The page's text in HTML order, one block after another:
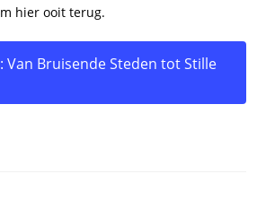
hier ooit terug.
Van Bruisende Steden tot Stille